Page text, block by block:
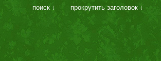
поиск ↓ прокрутить заголовок ↓